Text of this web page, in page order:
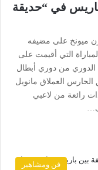
باريس في “حديقة
ميونخ على مضيفه
الفرنسي بنتيجة 2-1، في المباراة التي أقيمت على
الدوري من دوري أبطال
تألق الحارس العملاق مانويل
مرمى بايرن ميونخ من 8 تسديدات رائعة من لاعبي
فن ومشاهير